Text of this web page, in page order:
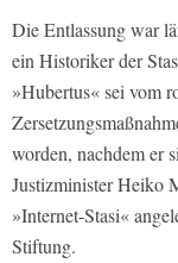
Die Entlassung war
ein Historiker der
»Hubertus« sei vom
worden, nachdem er
Justizminister Heiko
»Internet-Stasi«
Stiftung.